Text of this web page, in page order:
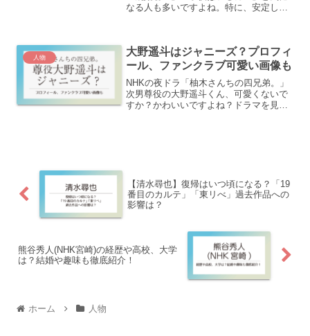
なる人も多いですよね。特に、安定した
集まっています。この...
人物
大野遥斗はジャニーズ？プロフィ
ール、ファンクラブ可愛い画像も
NHKの夜ドラ「柚木さんちの四兄弟。」
次男尊役の大野遥斗くん、可愛くないで
すか？かわいいですよね？ドラマを見て
【清水尋也】復帰はいつ頃になる？「19
番目のカルテ」「東リべ」過去作品への
影響は？
熊谷秀人(NHK宮崎)の経歴や高校、大学
は？結婚や趣味も徹底紹介！
ホーム 人物